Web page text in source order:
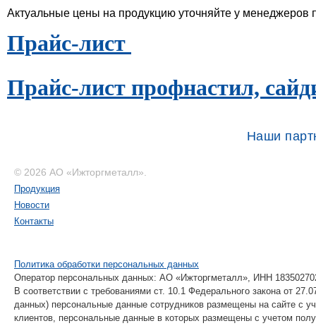
Актуальные цены на продукцию уточняйте у менеджеров
Прайс-лист
Прайс-лист профнастил,
Наши
© 2026 АО «Ижторгметалл».
Продукция
Новости
Контакты
Политика обработки персональных данных
Оператор персональных данных: АО «Ижторгметалл», ИНН
В соответствии с требованиями ст. 10.1 Федерального закона от
данных) персональные данные сотрудников размещены на сайте с
клиентов, персональные данные в которых размещены с учетом